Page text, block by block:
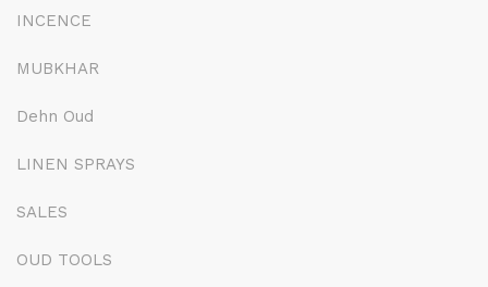
INCENCE
MUBKHAR
Dehn Oud
LINEN SPRAYS
SALES
OUD TOOLS